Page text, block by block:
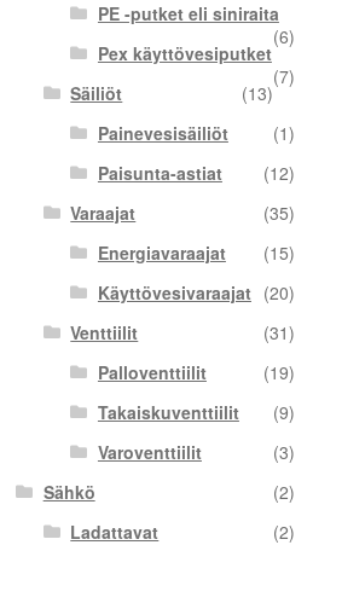
PE -putket eli siniraita
(6)
Pex käyttövesiputket
(7)
Säiliöt
(13)
Painevesisäiliöt
(1)
Paisunta-astiat
(12)
Varaajat
(35)
Energiavaraajat
(15)
Käyttövesivaraajat (20)
Venttiilit
(31)
Palloventtiilit
(19)
Takaiskuventtiilit
(9)
Varoventtiilit
(3)
Sähkö
(2)
Ladattavat
(2)